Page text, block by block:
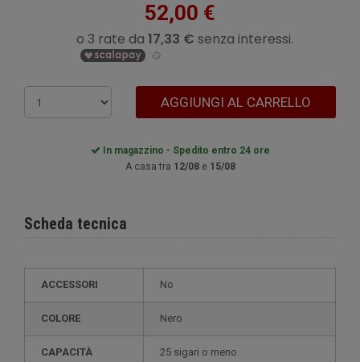
52,00 €
AGGIUNGI AL CARRELLO
In magazzino - Spedito entro 24 ore
A casa tra 12/08e 15/08
Scheda tecnica
ACCESSORI No
COLORE Nero
CAPACITÀ 25 sigari o meno